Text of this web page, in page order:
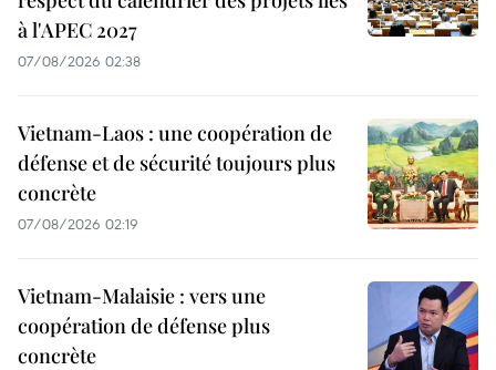
à l'APEC 2027
07/08/2026 02:38
Vietnam-Laos : une coopération de
défense et de sécurité toujours plus
concrète
07/08/2026 02:19
Vietnam-Malaisie : vers une
coopération de défense plus
concrète